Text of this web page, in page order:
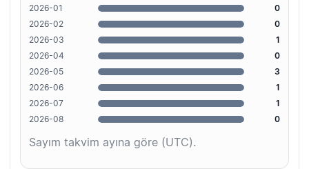
2026-01
0
2026-02
0
2026-03
1
2026-04
0
2026-05
3
2026-06
1
2026-07
1
2026-08
0
Sayım takvim ayına göre (UTC).